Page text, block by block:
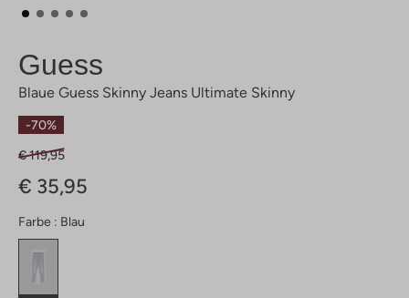
Guess
Blaue Guess Skinny Jeans Ultimate Skinny
-70%
€ 119,95
€ 35,95
Farbe : Blau